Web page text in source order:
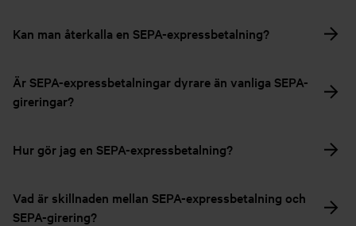
Kan man återkalla en SEPA-expressbetalning?
Är SEPA-expressbetalningar dyrare än vanliga SEPA-
gireringar?
Hur gör jag en SEPA-expressbetalning?
Vad är skillnaden mellan SEPA-expressbetalning och
SEPA-girering?